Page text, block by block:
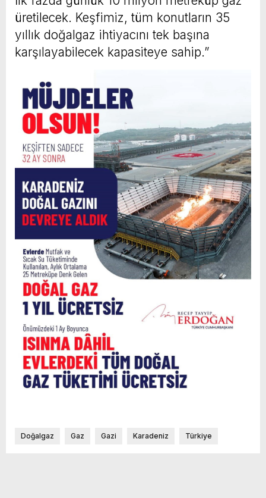
üretilecek. Keşfimiz, tüm konutların 35
yıllık doğalgaz ihtiyacını tek başına
karşılayabilecek kapasiteye sahip.”
Doğalgaz Gaz Gazi Karadeniz Türkiye